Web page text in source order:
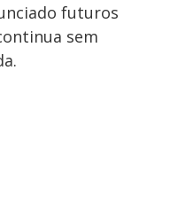
futuros
sem